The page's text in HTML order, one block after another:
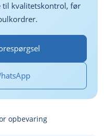
kvalitetskontrol, før
opbevaring